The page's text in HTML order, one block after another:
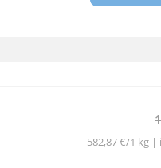
582,87 €/1 kg |